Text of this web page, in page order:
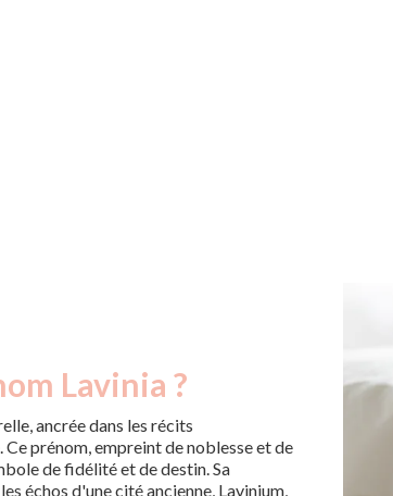
Lavinia ?
ancrée dans les récits
prénom, empreint de noblesse et de
de fidélité et de destin. Sa
échos d'une cité ancienne, Lavinium,